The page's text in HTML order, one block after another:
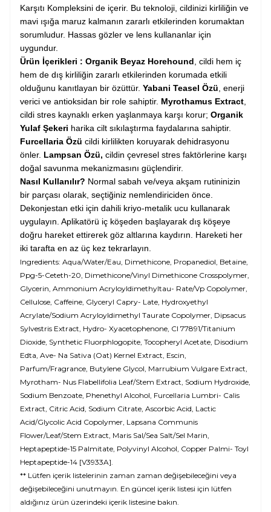
Karşıtı Kompleksini de içerir. Bu teknoloji, cildinizi kirliliğin ve
mavi ışığa maruz kalmanın zararlı etkilerinden korumaktan
sorumludur. Hassas gözler ve lens kullananlar için
uygundur.
Ürün İçerikleri : Organik Beyaz Horehound , cildi hem iç
hem de dış kirliliğin zararlı etkilerinden korumada etkili
olduğunu kanıtlayan bir özüttür. Yabani Teasel Özü , enerji
verici ve antioksidan bir role sahiptir. Myrothamus Extract
cildi stres kaynaklı erken yaşlanmaya karşı korur; Organik
Yulaf Şekeri harika cilt sıkılaştırma faydalarına sahiptir.
Furcellaria Özü cildi kirlilikten koruyarak dehidrasyonu
önler. Lampsan Özü, cildin çevresel stres faktörlerine karşı
doğal savunma mekanizmasını güçlendirir.
Nasıl Kullanılır? Normal sabah ve/veya akşam rutininizin
bir parçası olarak, seçtiğiniz nemlendiriciden önce.
Dekonjestan etki için dahili kriyo-metalik ucu kullanarak
uygulayın. Aplikatörü iç köşeden başlayarak dış köşeye
doğru hareket ettirerek göz altlarına kaydırın. Hareketi her
iki tarafta en az üç kez tekrarlayın.
Ingredients: Aqua/Water/Eau, Dimethicone, Propanediol, Betaine,
Ppg-5-Ceteth-20, Dimethicone/Vinyl Dimethicone Crosspolymer,
Glycerin, Ammonium Acryloyldimethyltau- Rate/Vp Copolymer,
Cellulose, Caffeine, Glyceryl Capry- Late, Hydroxyethyl
Acrylate/Sodium Acryloyldimethyl Taurate Copolymer, Dipsacus
Sylvestris Extract, Hydro- Xyacetophenone, CI 77891/Titanium
Dioxide, Synthetic Fluorphlogopite, Tocopheryl Acetate, Disodium
Edta, Ave- Na Sativa (Oat) Kernel Extract, Escin,
Parfum/Fragrance, Butylene Glycol, Marrubium Vulgare Extract,
Myrotham- Nus Flabellifolia Leaf/Stem Extract, Sodium Hydroxide,
Sodium Benzoate, Phenethyl Alcohol, Furcellaria Lumbri- Calis
Extract, Citric Acid, Sodium Citrate, Ascorbic Acid, Lactic
Acid/Glycolic Acid Copolymer, Lapsana Communis
Flower/Leaf/Stem Extract, Maris Sal/Sea Salt/Sel Marin,
Heptapeptide-15 Palmitate, Polyvinyl Alcohol, Copper Palmi- Toyl
Heptapeptide-14 [V3933A].
** Lütfen içerik listelerinin zaman zaman değişebileceğini veya
değişebileceğini unutmayın. En güncel içerik listesi için lütfen
aldığınız ürün üzerindeki içerik listesine bakın.